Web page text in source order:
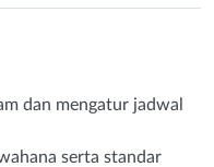
dan mengatur jadwal
serta standar